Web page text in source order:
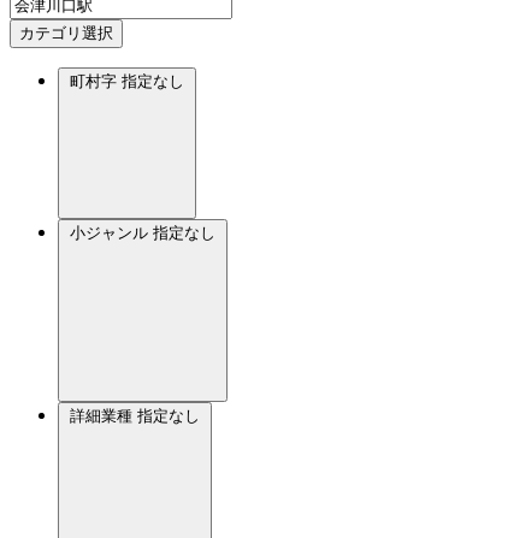
カテゴリ選択
町村字 指定なし
小ジャンル 指定なし
詳細業種 指定なし